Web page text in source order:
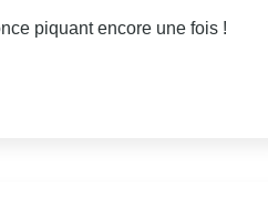
piquant encore une fois !